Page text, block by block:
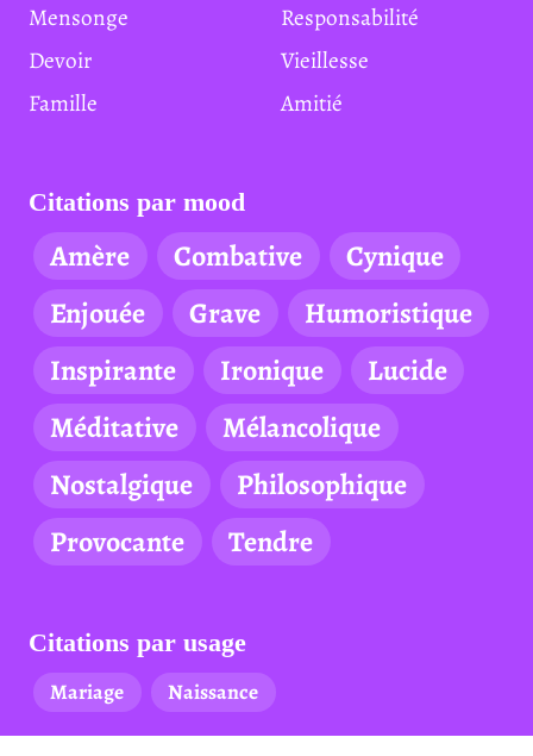
Mensonge
Responsabilité
Devoir
Vieillesse
Famille
Amitié
Citations par mood
Amère Combative
Cynique
Enjouée
Grave
Humoristique
Inspirante
Ironique
Lucide
Méditative
Mélancolique
Nostalgique
Philosophique
Provocante
Tendre
Citations par usage
Mariage
Naissance